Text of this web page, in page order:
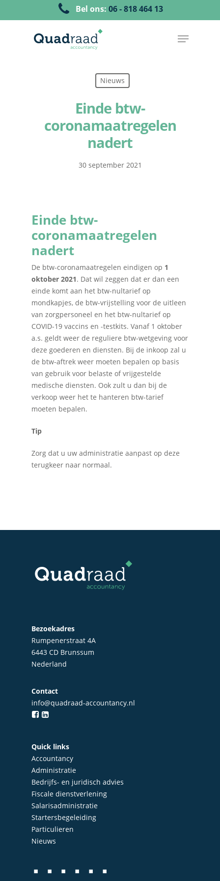
Bel ons: 06 - 818 464 13
Nieuws
Einde btw-
coronamaatregelen
nadert
30 september 2021
Einde btw-
coronamaatregelen
nadert
De btw-coronamaatregelen eindigen op 1
oktober 2021. Dat wil zeggen dat er dan een
einde komt aan het btw-nultarief op
mondkapjes, de btw-vrijstelling voor de uitleen
van zorgpersoneel en het btw-nultarief op
COVID-19 vaccins en -testkits. Vanaf 1 oktober
a.s. geldt weer de reguliere btw-wetgeving voor
deze goederen en diensten. Bij de inkoop zal u
de btw-aftrek weer moeten bepalen op basis
van gebruik voor belaste of vrijgestelde
medische diensten. Ook zult u dan bij de
verkoop weer het te hanteren btw-tarief
moeten bepalen.
Tip
Zorg dat u uw administratie aanpast op deze
terugkeer naar normaal.
Bezoekadres
Rumpenerstraat 4A
6443 CD Brunssum
Nederland
Contact
info@quadraad-accountancy.nl
Quick links
Accountancy
Administratie
Bedrijfs- en juridisch advies
Fiscale dienstverlening
Salarisadministratie
Startersbegeleiding
Particulieren
Nieuws
Home